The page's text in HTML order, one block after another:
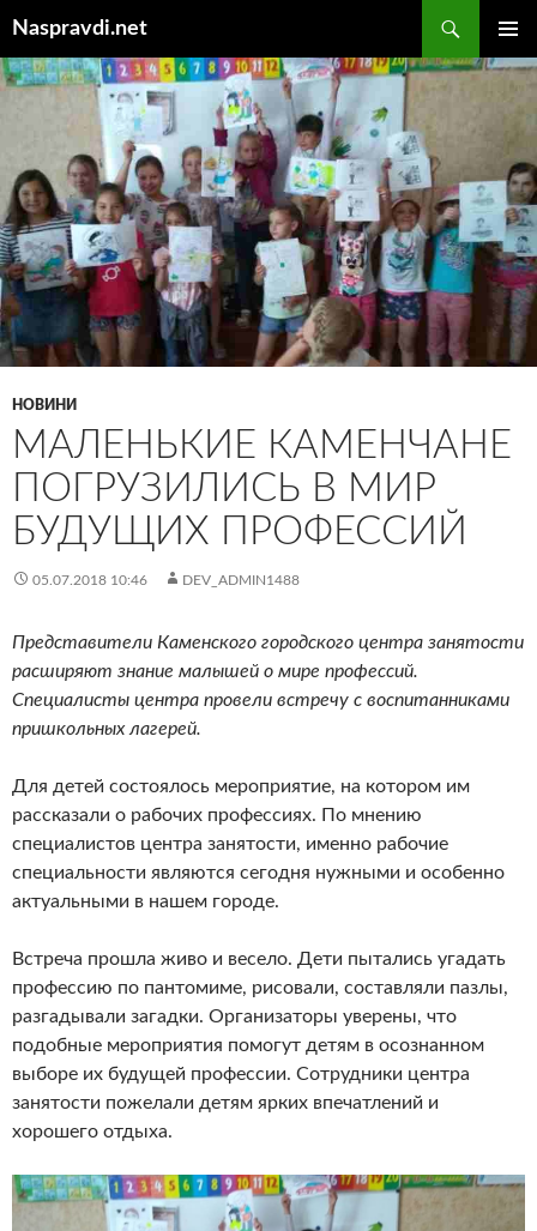
вмісту
Naspravdi.net
МЕНЮ
НОВИНИ
МАЛЕНЬКИЕ КАМЕНЧАНЕ
ПОГРУЗИЛИСЬ В МИР
БУДУЩИХ ПРОФЕССИЙ
05.07.2018 10:46 DEV_ADMIN1488
Представители Каменского городского центра занятости
расширяют знание малышей о мире профессий.
Специалисты центра провели встречу с воспитанниками
пришкольных лагерей.
Для детей состоялось мероприятие, на котором им
рассказали о рабочих профессиях. По мнению
специалистов центра занятости, именно рабочие
специальности являются сегодня нужными и особенно
актуальными в нашем городе.
Встреча прошла живо и весело. Дети пытались угадать
профессию по пантомиме, рисовали, составляли пазлы,
разгадывали загадки. Организаторы уверены, что
подобные мероприятия помогут детям в осознанном
выборе их будущей профессии. Сотрудники центра
занятости пожелали детям ярких впечатлений и
хорошего отдыха.